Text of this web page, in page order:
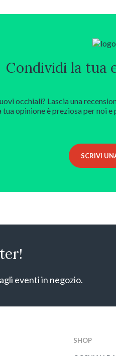
Condividi la tua
occhiali? Lascia una
tua opinione è preziosa per noi
SCRIVI
eventi in negozio.
SHOP